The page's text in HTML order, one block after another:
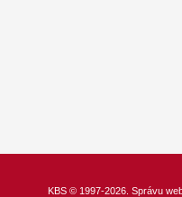
KBS © 1997-2026. Správu